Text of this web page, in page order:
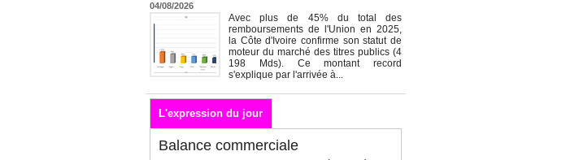
04/08/2026
Avec plus de 45% du total des
remboursements de l'Union en 2025,
la Côte d'Ivoire confirme son statut de
moteur du marché des titres publics (4
198 Mds). Ce montant record
s'explique par l'arrivée à...
L'expression du jour
Balance commerciale